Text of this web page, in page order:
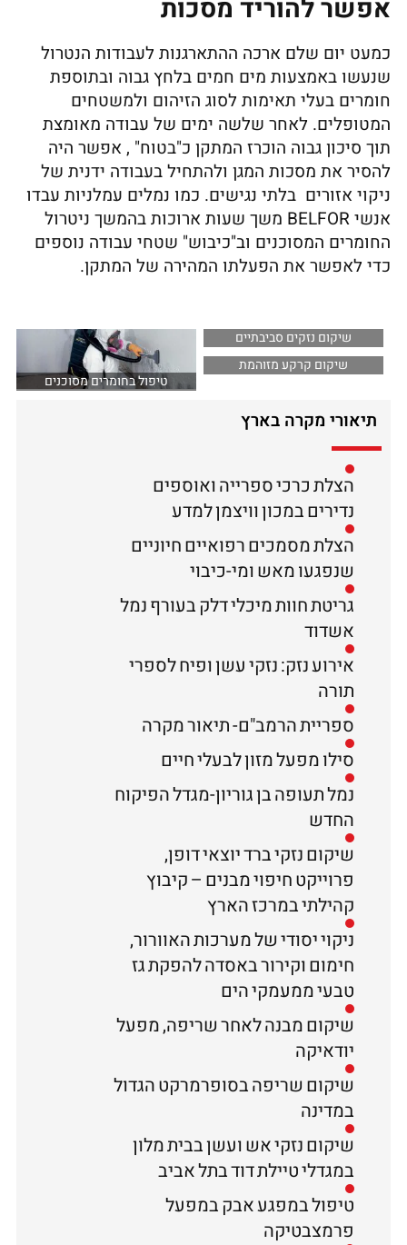
אפשר להוריד מסכות
כמעט יום שלם ארכה ההתארגנות לעבודות הנטרול
שנעשו באמצעות מים חמים בלחץ גבוה ובתוספת
חומרים בעלי תאימות לסוג הזיהום ולמשטחים
המטופלים. לאחר שלשה ימים של עבודה מאומצת
תוך סיכון גבוה הוכרז המתקן כ"בטוח" , אפשר היה
להסיר את מסכות המגן ולהתחיל בעבודה ידנית של
ניקוי אזורים בלתי נגישים. כמו נמלים עמלניות עבדו
אנשי BELFOR משך שעות ארוכות בהמשך ניטרול
החומרים המסוכנים וב"כיבוש" שטחי עבודה נוספים
כדי לאפשר את הפעלתו המהירה של המתקן.
טיפול בחומרים מסוכנים
שיקום נזקים סביבתיים
שיקום קרקע מזוהמת
תיאורי מקרה בארץ
הצלת כרכי ספרייה ואוספים
נדירים במכון וויצמן למדע
הצלת מסמכים רפואיים חיוניים
שנפגעו מאש ומי-כיבוי
גריטת חוות מיכלי דלק בעורף נמל
אשדוד
אירוע נזק: נזקי עשן ופיח לספרי
תורה
ספריית הרמב"ם- תיאור מקרה
סילו מפעל מזון לבעלי חיים
נמל תעופה בן גוריון-מגדל הפיקוח
החדש
שיקום נזקי ברד יוצאי דופן,
פרוייקט חיפוי מבנים – קיבוץ
קהילתי במרכז הארץ
ניקוי יסודי של מערכות האוורור,
חימום וקירור באסדה להפקת גז
טבעי ממעמקי הים
שיקום מבנה לאחר שריפה, מפעל
יודאיקה
שיקום שריפה בסופרמרקט הגדול
במדינה
שיקום נזקי אש ועשן בבית מלון
במגדלי טיילת דוד בתל אביב
טיפול במפגע אבק במפעל
פרמצבטיקה